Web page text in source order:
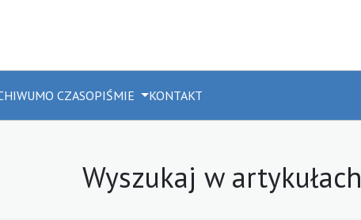
O CZASOPIŚMIE KONTAKT
Wyszukaj w artykułach